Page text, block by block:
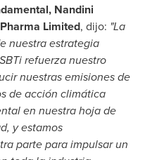
Nandini
Limited, dijo: "La
nuestra estrategia
refuerza nuestro
nuestras emisiones de
de acción climática
en nuestra hoja de
y estamos
parte para impulsar un